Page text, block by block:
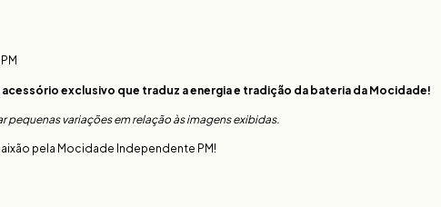
exclusivo que traduz a energia e tradição da bateria da Mocidade!
variações em relação às imagens exibidas.
pela Mocidade Independente PM!